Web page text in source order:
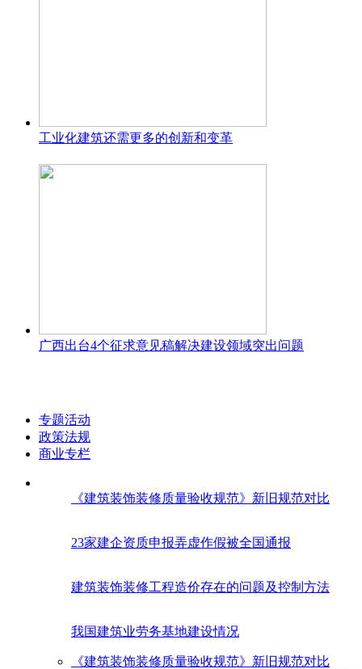
工业化建筑还需更多的创新和变革
广西出台4个征求意见稿解决建设领域突出问题
专题活动
政策法规
商业专栏
《建筑装饰装修质量验收规范》新旧规范对比
23家建企资质申报弄虚作假被全国通报
建筑装饰装修工程造价存在的问题及控制方法
我国建筑业劳务基地建设情况
《建筑装饰装修质量验收规范》新旧规范对比